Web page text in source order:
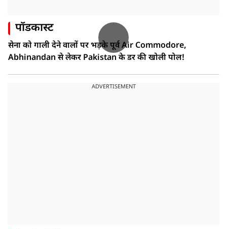
पॉडकास्ट
सेना को गाली देने वालों पर भड़के पूर्व Air Commodore,
Abhinandan से लेकर Pakistan के डर की खोली पोल!
ADVERTISEMENT